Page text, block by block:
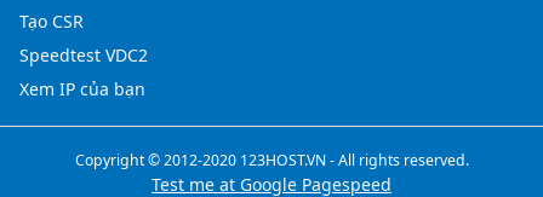
Tạo CSR
Speedtest VDC2
Xem IP của bạn
Copyright © 2012-2020 123HOST.VN - All rights reserved.
Test me at Google Pagespeed